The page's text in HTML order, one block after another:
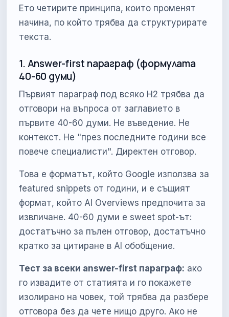
Ето четирите принципа, които променят
начина, по който трябва да структурирате
текста.
1. Answer-first параграф (формулата
40-60 думи)
Първият параграф под всяко H2 трябва да
отговори на въпроса от заглавието в
първите 40-60 думи. Не въведение. Не
контекст. Не "през последните години все
повече специалисти". Директен отговор.
Това е форматът, който Google използва за
featured snippets от години, и е същият
формат, който AI Overviews предпочита за
извличане. 40-60 думи е sweet spot-ът:
достатъчно за пълен отговор, достатъчно
кратко за цитиране в AI обобщение.
Тест за всеки answer-first параграф: ако
го извадите от статията и го покажете
изолирано на човек, той трябва да разбере
отговора без да чете нищо друго. Ако не